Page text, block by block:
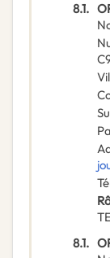
8.1.
8.1.